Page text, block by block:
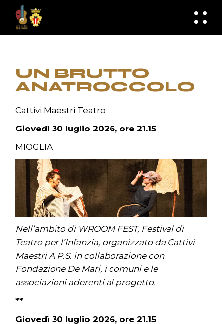
content
UN BRUTTO
ANATROCCOLO
Cattivi Maestri Teatro
Giovedì 30 luglio 2026, ore 21.15
MIOGLIA
Nell’ambito di WROOM FEST, Festival di
Teatro per l’Infanzia, organizzato da Cattivi
Maestri A.P.S. in collaborazione con
Fondazione De Mari, i comuni e le
associazioni aderenti al progetto.
**
Giovedì 30 luglio 2026, ore 21.15